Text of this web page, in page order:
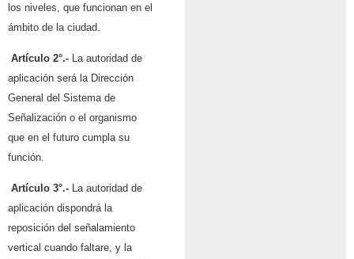
los niveles, que funcionan en el
ámbito de la ciudad.
Artículo 2°.- La autoridad de
aplicación será la Dirección
General del Sistema de
Señalización o el organismo
que en el futuro cumpla su
función.
Artículo 3°.- La autoridad de
aplicación dispondrá la
reposición del señalamiento
vertical cuando faltare, y la